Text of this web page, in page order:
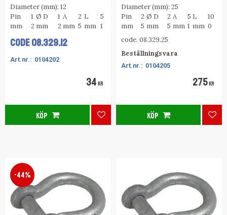
Diameter (mm): 12
Pin
mm
1
2
Ø D
mm
1
2
A
mm
2
5
L
mm
5
1
CODE08.329.12
0104202
34 KR
Lägg till i favoriter
KÖP
Diameter (mm): 25
Pin
mm
2
5
Ø D
mm
2
5
A
mm
5
1
L
mm
10
0
code. 08.329.25
Beställningsvara
0104205
275 KR
KÖP
44%